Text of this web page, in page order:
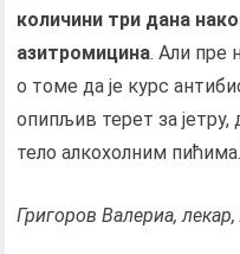
количини три дана
азитромицина. Али пре
о томе да је курс
опипљив терет за јетру,
тело алкохолним
Григоров Валериа, лекар,